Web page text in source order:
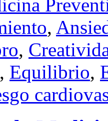
,
,
, Equilibrio,